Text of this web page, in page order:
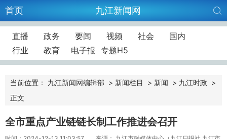
首页 九江新闻网
直播 政务 要闻 视频 社会
国内
行业
教育 电子报 专题H5
当前位置： 九江新闻网编辑部 > 新闻栏目 > 新闻 > 九江时政 >
正文
全市重点产业链链长制工作推进会召开